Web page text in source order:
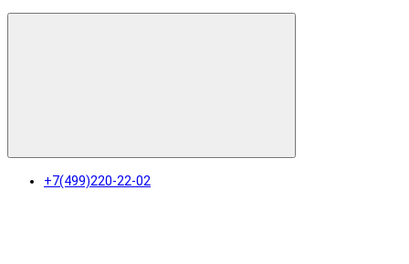
+7(499)220-22-02